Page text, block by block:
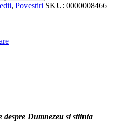
, Povestiri SKU: 0000008466
despre Dumnezeu si stiinta